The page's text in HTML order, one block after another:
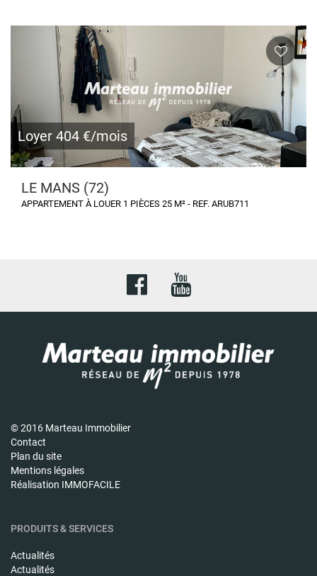
Loyer 404 €/mois
LE MANS (72)
APPARTEMENT À LOUER 1 PIÈCES 25 M² - REF. ARUB711
© 2016 Marteau Immobilier
Contact
Plan du site
Mentions légales
Réalisation IMMOFACILE
PRODUITS & SERVICES
Actualités
Actualités